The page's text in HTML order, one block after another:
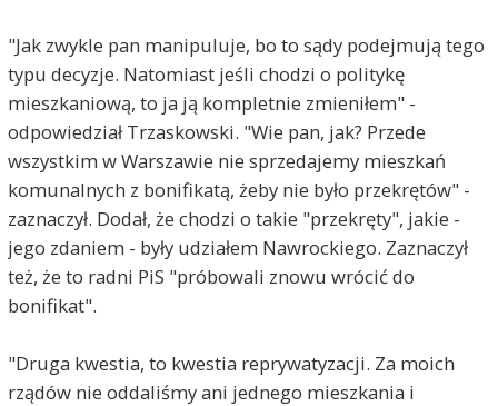
"Jak zwykle pan manipuluje, bo to sądy podejmują tego
typu decyzje. Natomiast jeśli chodzi o politykę
mieszkaniową, to ja ją kompletnie zmieniłem" -
odpowiedział Trzaskowski. "Wie pan, jak? Przede
wszystkim w Warszawie nie sprzedajemy mieszkań
komunalnych z bonifikatą, żeby nie było przekrętów" -
zaznaczył. Dodał, że chodzi o takie "przekręty", jakie -
jego zdaniem - były udziałem Nawrockiego. Zaznaczył
też, że to radni PiS "próbowali znowu wrócić do
bonifikat".
"Druga kwestia, to kwestia reprywatyzacji. Za moich
rządów nie oddaliśmy ani jednego mieszkania i